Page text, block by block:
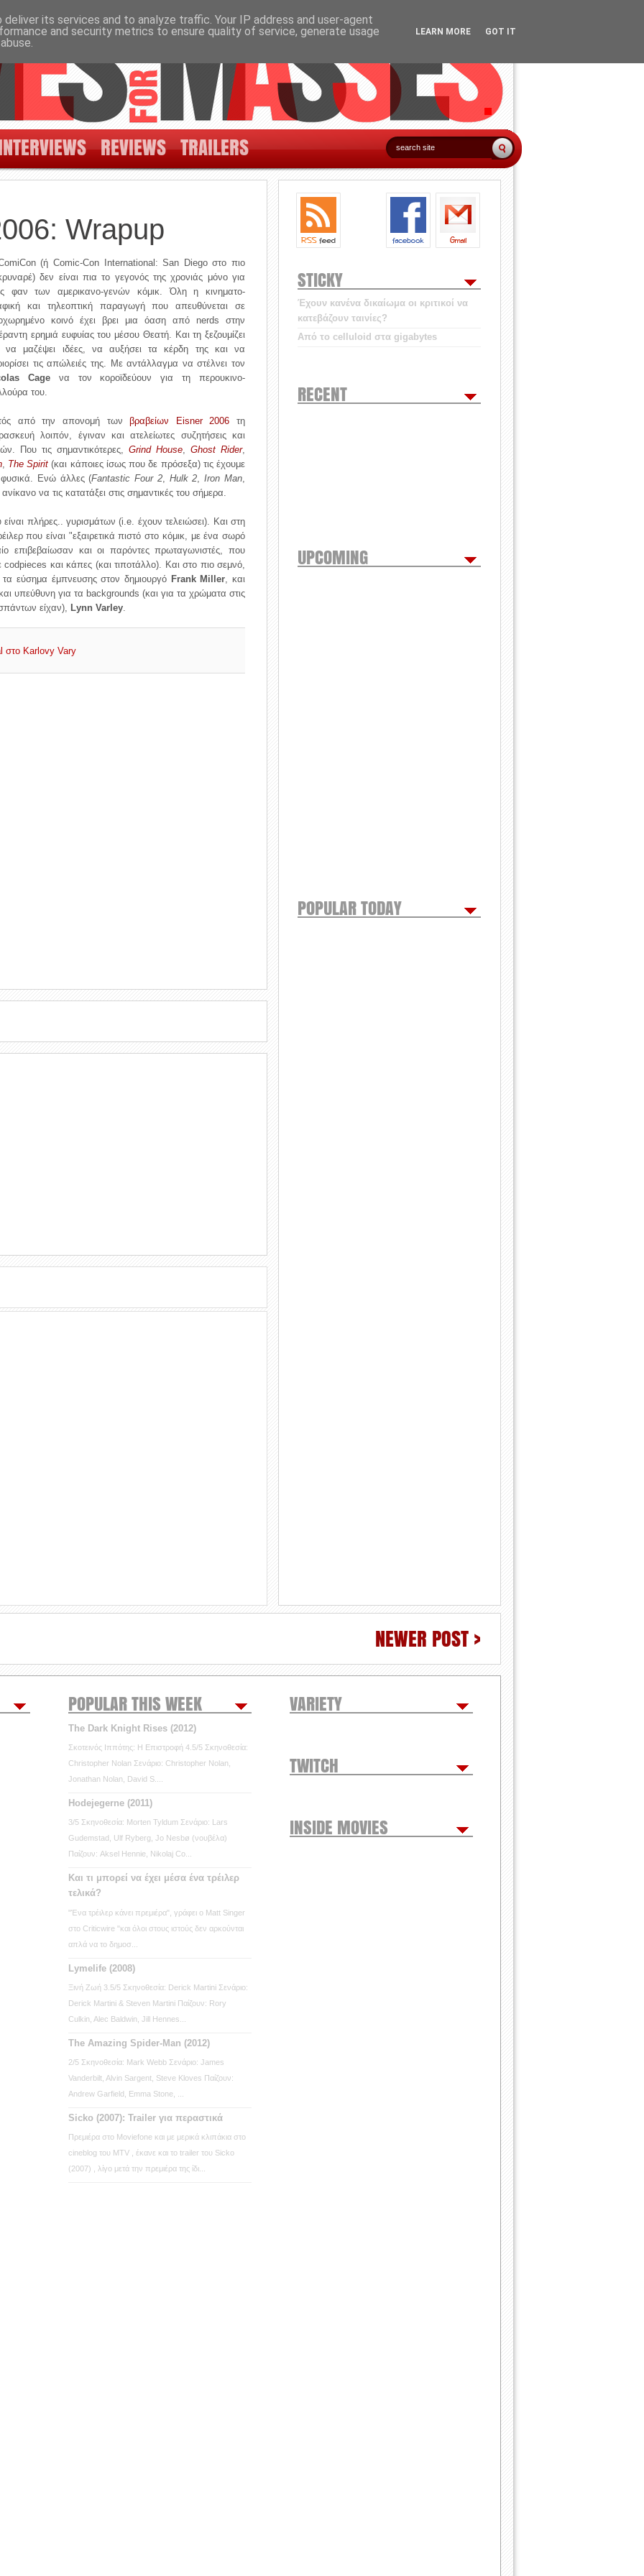
REVIEWS TRAILERS
Wrapup
(ή Comic-Con International: San Diego στο πιο
δεν είναι πια το γεγονός της χρονιάς μόνο για
φαν των αμερικανο-γενών κόμικ. Όλη η κινηματο-
και τηλεοπτική παραγωγή που απευθύνεται σε
κοινό έχει βρει μια όαση από nerds στην
ερημιά ευφυίας του μέσου Θεατή. Και τη ξεζουμίζει
να μαζέψει ιδέες, να αυξήσει τα κέρδη της και να
τις απώλειές της. Με αντάλλαγμα να στέλνει τον
Cageνα τον κοροϊδεύουν για τη περουκινο-
του.
από την απονομή τωνβραβείων Eisner 2006 τη
λοιπόν, έγιναν και ατελείωτες συζητήσεις και
Που τις σημαντικότερες, Grind House, Ghost Rider,
, The Spirit (και κάποιες ίσως που δε πρόσεξα) τις έχουμε
φυσικά. Ενώ άλλες (Fantastic Four 2, Hulk 2,Iron Man,
να τις κατατάξει στις σημαντικές του σήμερα.
είναι πλήρες.. γυρισμάτων (i.e. έχουν τελειώσει). Και στη
που είναι "εξαιρετικά πιστό στο κόμικ, με ένα σωρό
επιβεβαίωσαν και οι παρόντες πρωταγωνιστές, που
και κάπες (και τιποτάλλο). Και στο πιο σεμνό,
εύσημα έμπνευσης στον δημιουργό Frank Miller, και
υπεύθυνη για τα backgrounds (και για τα χρώματα στις
είχαν), Lynn Varley.
στο Karlovy Vary
NEWER POST >
STICKY
Έχουν κανένα δικαίωμα οι κριτικοί να
κατεβάζουν ταινίες?
Από το celluloid στα gigabytes
RECENT
UPCOMING
POPULAR TODAY
POPULAR THIS WEEK
The Dark Knight Rises (2012)
Σκοτεινός Ιππότης: Η Επιστροφή 4.5/5 Σκηνοθεσία:
Christopher Nolan Σενάριο: Christopher Nolan,
Jonathan Nolan, David S....
Hodejegerne (2011)
3/5 Σκηνοθεσία: Morten Tyldum Σενάριο: Lars
Gudemstad, Ulf Ryberg, Jo Nesbø (νουβέλα)
Παίζουν: Aksel Hennie, Nikolaj Co...
Και τι μπορεί να έχει μέσα ένα τρέιλερ
τελικά?
"Ένα τρέιλερ κάνει πρεμιέρα", γράφει ο Matt Singer
στο Criticwire "και όλοι στους ιστούς δεν αρκούνται
απλά να το δημοσ...
Lymelife (2008)
Ξινή Ζωή 3.5/5 Σκηνοθεσία: Derick Martini Σενάριο:
Derick Martini & Steven Martini Παίζουν: Rory
Culkin, Alec Baldwin, Jill Hennes...
The Amazing Spider-Man (2012)
2/5 Σκηνοθεσία: Mark Webb Σενάριο: James
Vanderbilt, Alvin Sargent, Steve Kloves Παίζουν:
Andrew Garfield, Emma Stone, ...
Sicko (2007): Trailer για περαστικά
Πρεμιέρα στο Moviefone και με μερικά κλιπάκια στο
cineblog του MTV , έκανε και το trailer του Sicko
(2007) , λίγο μετά την πρεμιέρα της ίδι...
VARIETY
TWITCH
INSIDE MOVIES
its services and to analyze traffic. Your IP address and user-agent
and security metrics to ensure quality of service, generate usage
LEARN MORE GOT IT